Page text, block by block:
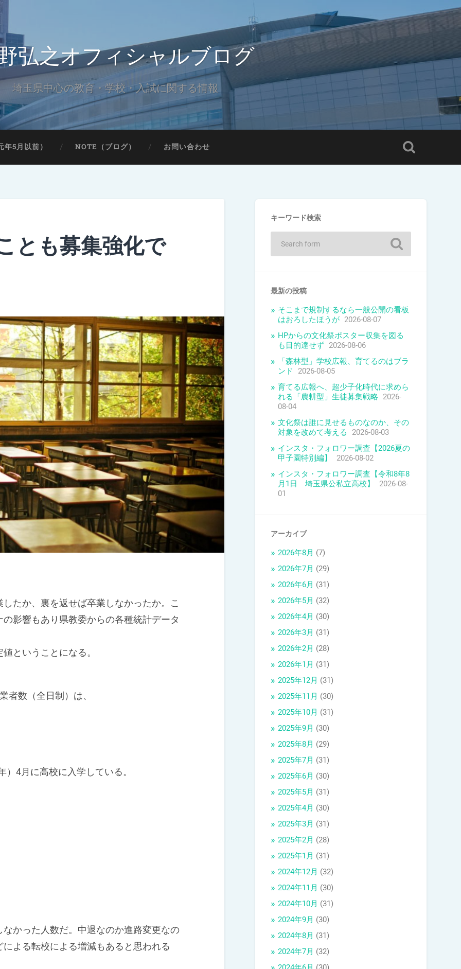
弘之オフィシャルブログ
埼玉県中心の教育・学校・入試に関する情報
5月以前） NOTE（ブログ） お問い合わせ
とも募集強化で
たか、裏を返せば卒業しなかったか。こ
影響もあり県教委からの各種統計データ
ということになる。
数（全日制）は、
4月に高校に入学している。
かった人数だ。中退なのか進路変更なの
よる転校による増減もあると思われる
キーワード検索
最新の投稿
そこまで規制するなら一般公開の看板
はおろしたほうが 2026-08-07
HPからの文化祭ポスター収集を図る
も目的達せず 2026-08-06
「森林型」学校広報、育てるのはブラ
ンド
2026-08-05
育てる広報へ、超少子化時代に求めら
れる「農耕型」生徒募集戦略 2026-
08-04
文化祭は誰に見せるものなのか、その
対象を改めて考える
2026-08-03
インスタ・フォロワー調査【2026夏の
甲子園特別編】
2026-08-02
インスタ・フォロワー調査【令和8年8
月1日 埼玉県公私立高校】
2026-08-
01
アーカイブ
2026年8月 (7)
2026年7月 (29)
2026年6月 (31)
2026年5月 (32)
2026年4月 (30)
2026年3月 (31)
2026年2月 (28)
2026年1月 (31)
2025年12月 (31)
2025年11月 (30)
2025年10月 (31)
2025年9月 (30)
2025年8月 (29)
2025年7月 (31)
2025年6月 (30)
2025年5月 (31)
2025年4月 (30)
2025年3月 (31)
2025年2月 (28)
2025年1月 (31)
2024年12月 (32)
2024年11月 (30)
2024年10月 (31)
2024年9月 (30)
2024年8月 (31)
2024年7月 (32)